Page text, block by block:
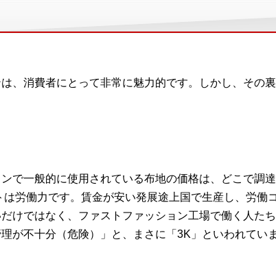
、消費者にとって非常に魅力的です。しかし、その裏
で一般的に使用されている布地の価格は、どこで調
労働力です。賃金が安い発展途上国で生産し、労働
けではなく、ファストファッション工場で働く人た
が不十分（危険）」と、まさに「3K」といわれていま